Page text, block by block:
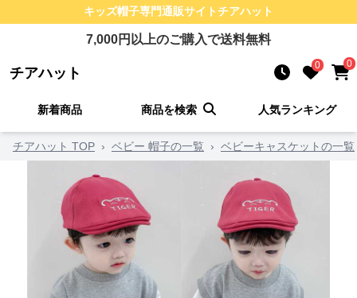
キッズ帽子専門通販サイトチアハット
7,000円以上のご購入で送料無料
チアハット 0 0
新着商品 商品を検索 人気ランキング
チアハット TOP › ベビー 帽子の一覧 › ベビーキャスケットの一覧